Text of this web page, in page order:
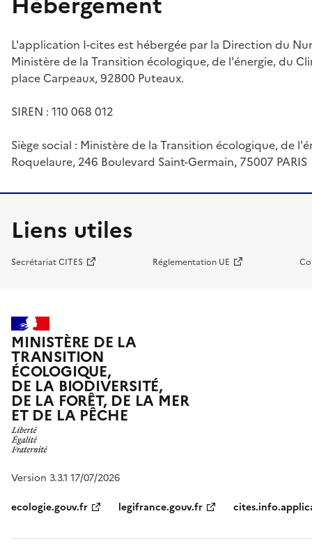
L'application I-cites est hébergée par la Direction du
Ministère de la Transition écologique, de l'énergie, du
place Carpeaux, 92800 Puteaux.
SIREN : 110 068 012
Siège social : Ministère de la Transition écologique, de
Roquelaure, 246 Boulevard Saint-Germain, 75007 PARIS
Liens utiles
Secrétariat CITES Réglementation UE
MINISTÈRE DE LA
TRANSITION
ÉCOLOGIQUE,
DE LA BIODIVERSITÉ,
DE LA FORÊT, DE LA MER
ET DE LA PÊCHE
Version 3.3.1 17/07/2026
ecologie.gouv.fr
legifrance.gouv.fr